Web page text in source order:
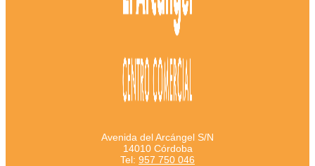
Avenida del Arcángel S/N
14010 Córdoba
Tel: 957 750 046